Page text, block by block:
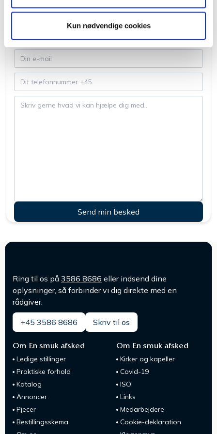
Kun nødvendige cookies
Ring til os på 3586 8686 eller indsend dine
oplysninger, så forbinder vi dig direkte med en
rådgiver.
+45 3586 8686 Skriv til os
Om En smuk afsked
Ledige stillinger
Praktiske forhold
Katalog
Annoncer
Pjecer
Bestillingsskema
Om En smuk afsked
Kirker og kapeller
Covid-19
ISO
Links
Medarbejdere
Cookie-deklaration